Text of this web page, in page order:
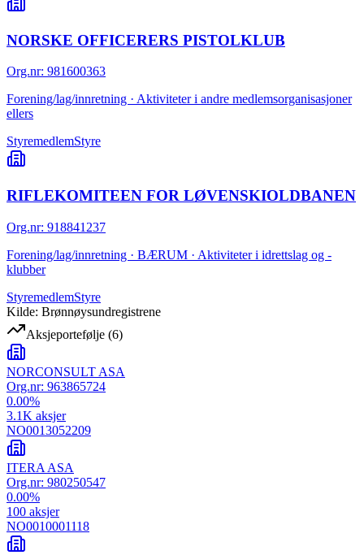
NORSKE OFFICERERS PISTOLKLUB
Org.nr: 981600363
Forening/lag/innretning · Aktiviteter i andre medlemsorganisasjoner
ellers
StyremedlemStyre
RIFLEKOMITEEN FOR LØVENSKIOLDBANEN
Org.nr: 918841237
Forening/lag/innretning · BÆRUM · Aktiviteter i idrettslag og -
klubber
StyremedlemStyre
Kilde: Brønnøysundregistrene
Aksjeportefølje (6)
NORCONSULT ASA
Org.nr: 963865724
0.00%
3.1K aksjer
NO0013052209
ITERA ASA
Org.nr: 980250547
0.00%
100 aksjer
NO0010001118